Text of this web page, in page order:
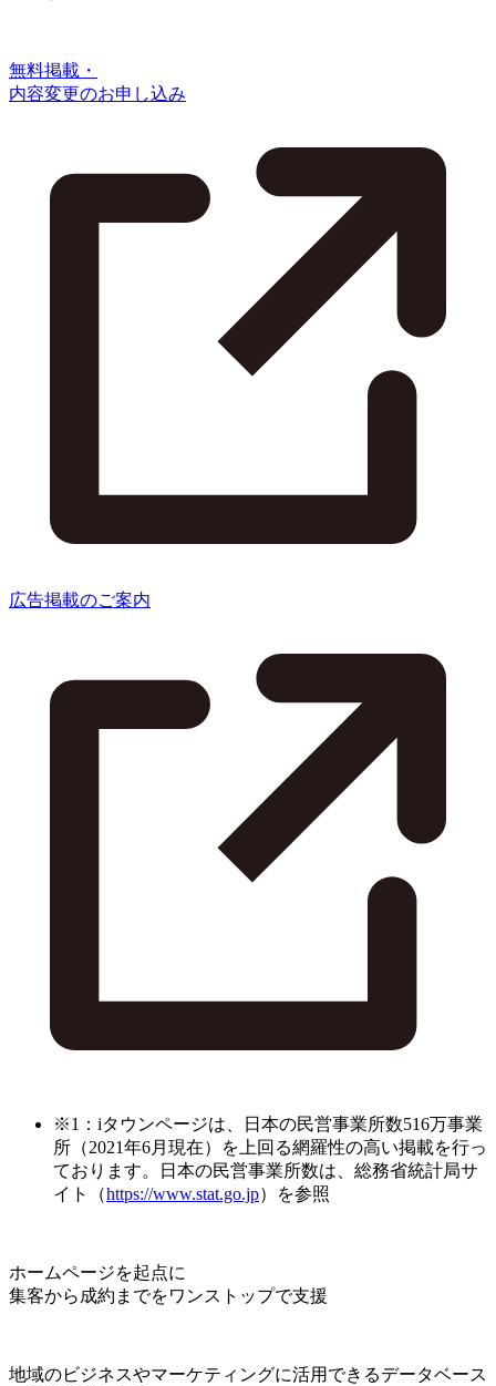
無料掲載・
内容変更のお申し込み
広告掲載のご案内
※1：iタウンページは、日本の民営事業所数516万事業
所（2021年6月現在）を上回る網羅性の高い掲載を行っ
ております。日本の民営事業所数は、総務省統計局サ
イト（https://www.stat.go.jp）を参照
ホームページを起点に
集客から成約までをワンストップで支援
地域のビジネスやマーケティングに活用できるデータベース